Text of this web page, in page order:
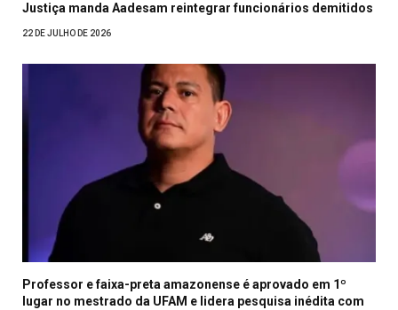
Justiça manda Aadesam reintegrar funcionários demitidos
22 DE JULHO DE 2026
Professor e faixa-preta amazonense é aprovado em 1º
lugar no mestrado da UFAM e lidera pesquisa inédita com